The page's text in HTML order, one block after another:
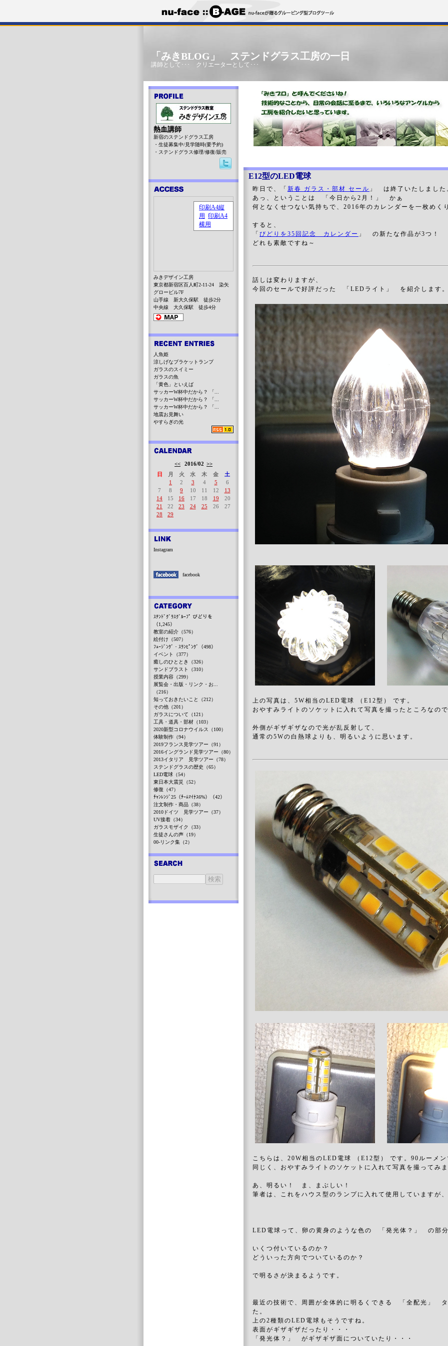
「みきBLOG」 ステンドグラス工房の一日
講師として･･･ クリエーターとして･･･
E12型のLED電球
昨日で、「 新春 ガラス・部材 セール 」 は終了いたしました
あっ、ということは 「今日から2月！」 かぁ
何となくせつない気持ちで、2016年のカレンダーを一枚めく
すると、
「 びどりを35回記念 カレンダー 」 の新たな作品が3つ！
どれも素敵ですね～
話しは変わりますが、
今回のセールで好評だった 「LEDライト」 を紹介します
上の写真は、5W相当のLED電球 （E12型） です。
おやすみライトのソケットに入れて写真を撮ったところなの
外側がギザギザなので光が乱反射して、
通常の5Wの白熱球よりも、明るいように思います。
こちらは、20W相当のLED電球 （E12型） です。90ルーメ
同じく、おやすみライトのソケットに入れて写真を撮ってみ
あ、明るい！ ま、まぶしい！
筆者は、これをハウス型のランプに入れて使用していますが
LED電球って、卵の黄身のような色の 「発光体？」 の部
いくつ付いているのか？
どういった方向でついているのか？
で明るさが決まるようです。
最近の技術で、周囲が全体的に明るくできる 「全配光」
た。
上の2種類のLED電球もそうですね。
表面がギザギザだったり・・・
「発光体？」 がギザギザ面についていたり・・・
熱血講師
新宿のステンドグラス工房
・生徒募集中/見学随時(要予約)
・ステンドグラス修理/修復/販売
みきデザイン工房
東京都新宿区百人町2-11-24 染矢
グロービル7F
山手線 新大久保駅 徒歩2分
中央線 大久保駅 徒歩4分
人魚姫
涼しげなブラケットランプ
ガラスのスイミー
ガラスの魚
「黄色」といえば
サッカーW杯中だから？ 「...
サッカーW杯中だから？ 「...
サッカーW杯中だから？ 「...
地震お見舞い
やすらぎの光
<< 2016/02 >>
日
月 火 水 木 金
土
1
2 3 4 5
6
7
8 9 10 11 12
13
14
15 16 17 18 19
20
21
22 23 24 25 26
27
28
29
Instagram
facebook
ｽﾃﾝﾄﾞｸﾞﾗｽｸﾞﾙｰﾌﾟ びどりを
（1,245）
教室の紹介（576）
絵付け（507）
ﾌｭｰｼﾞﾝｸﾞ・ｽﾗﾝﾋﾟﾝｸﾞ（498）
イベント（377）
癒しのひととき（326）
サンドブラスト（310）
授業内容（299）
展覧会・出版・リンク・お...
（216）
知っておきたいこと（212）
その他（201）
ガラスについて（121）
工具・道具・部材（103）
2020新型コロナウイルス（100）
体験制作（94）
2019フランス見学ツアー（91）
2016イングランド見学ツアー（80）
2013イタリア 見学ツアー（78）
ステンドグラスの歴史（65）
LED電球（54）
東日本大震災（52）
修復（47）
ﾁｬﾝﾚﾝｼﾞ25（ﾁｰﾑﾏｲﾅｽ6%）（42）
注文制作・商品（38）
2010ドイツ 見学ツアー（37）
UV接着（34）
ガラスモザイク（33）
生徒さんの声（19）
00-リンク集（2）